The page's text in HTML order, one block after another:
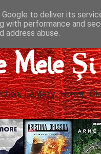
Mele
Fantasy, Horror,
to deliver its
with performance and
abuse.